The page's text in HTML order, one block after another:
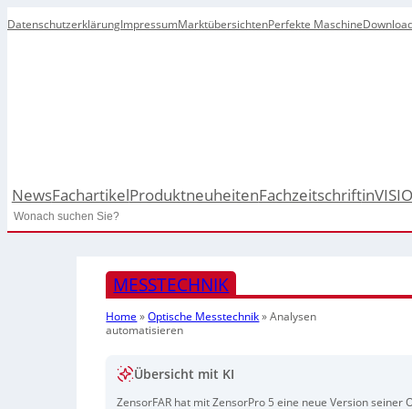
DatenschutzerklärungImpressumMarktübersichtenPerfekte Maschine
NewsFachartikelProduktneuheitenFachzeitschrift
Search
MESSTECHNIK
Home »Optische Messtechnik»Analysen
automatisieren
Übersicht mit KI
ZensorFAR hat mit ZensorPro 5 eine neue Version